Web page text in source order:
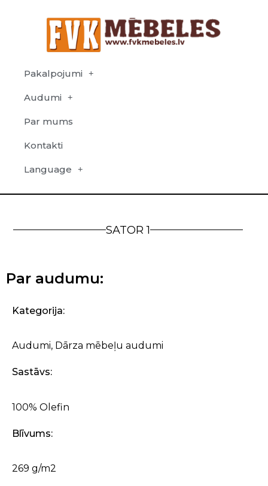
Pakalpojumi
Audumi
Par mums
Kontakti
Language
SATOR 1
Par audumu:
Kategorija:
Audumi, Dārza mēbeļu audumi
Sastāvs:
100% Olefin
Blīvums:
269 g/m2